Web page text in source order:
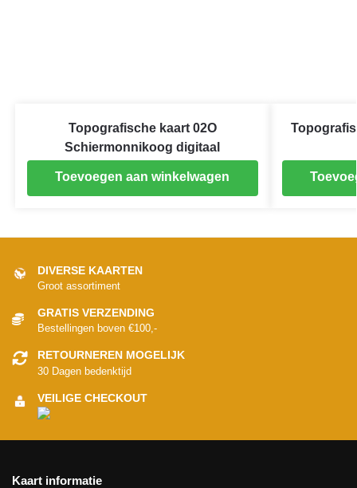
Topografische kaart 02O
Schiermonnikoog digitaal
Toevoegen aan winkelwagen
DIVERSE KAARTEN
Groot assortiment
GRATIS VERZENDING
Bestellingen boven €100,-
RETOURNEREN MOGELIJK
30 Dagen bedenktijd
VEILIGE CHECKOUT
Kaart informatie